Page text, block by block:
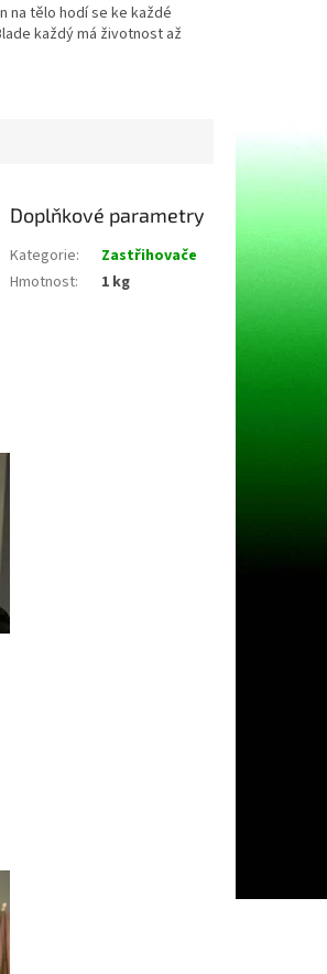
na tělo hodí se ke každé
každý má životnost až
Doplňkové parametry
Kategorie:
Zastřihovače
Hmotnost: 1 kg